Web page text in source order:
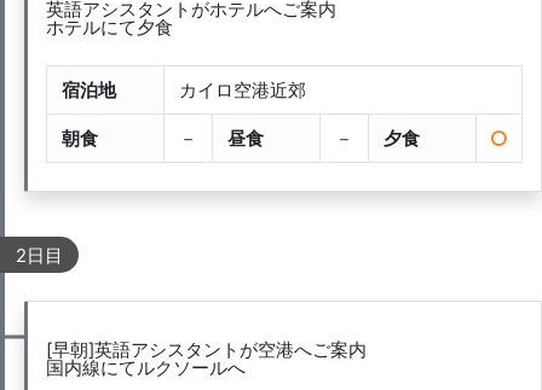
英語アシスタントがホテルへご案内
ホテルにて夕食
宿泊地 カイロ空港近郊
朝食 － 昼食 － 夕食
2日目
[早朝]英語アシスタントが空港へご案内
国内線にてルクソールへ